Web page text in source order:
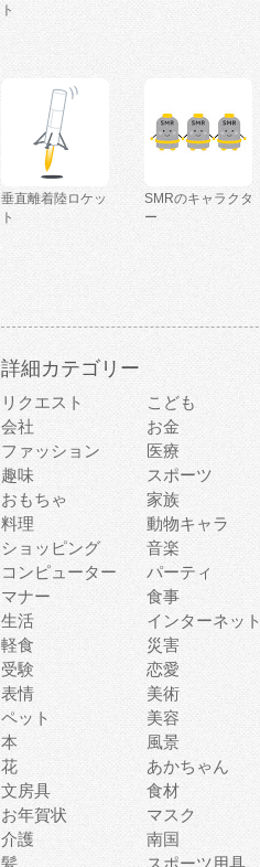
ト
垂直離着陸ロケッ
ト
SMRのキャラクタ
ー
詳細カテゴリー
リクエスト こども
会社
お金
ファッション
医療
趣味
スポーツ
おもちゃ
家族
料理
動物キャラ
ショッピング
音楽
コンピューター
パーティ
マナー
食事
生活
インターネット
軽食
災害
受験
恋愛
表情
美術
ペット
美容
本
風景
花
あかちゃん
文房具
食材
お年賀状
マスク
介護
南国
髪
スポーツ用具